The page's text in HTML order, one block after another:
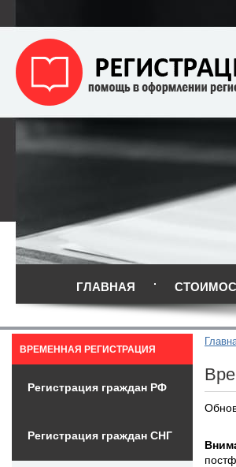
ГЛАВНАЯ
ВРЕМЕННАЯ РЕГИСТРАЦИЯ
Регистрация граждан РФ
Регистрация граждан СНГ